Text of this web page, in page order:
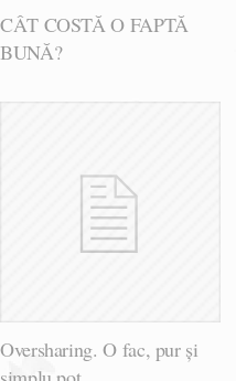
CÂT COSTĂ O FAPTĂ
BUNĂ?
Oversharing. O fac, pur și